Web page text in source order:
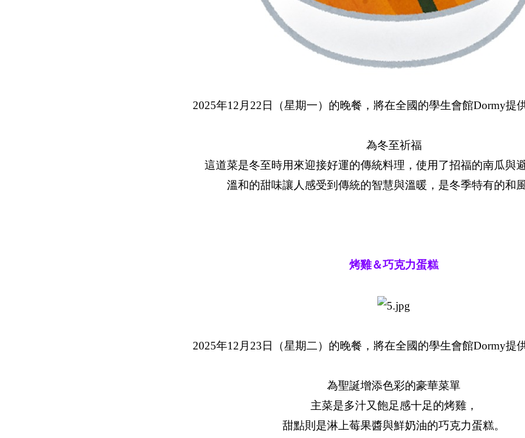
2025年12月22日（星期一）的晚餐，將在全國的學生會館Dormy提
為冬至祈福
這道菜是冬至時用來迎接好運的傳統料理，使用了招福的南瓜與
溫和的甜味讓人感受到傳統的智慧與溫暖，是冬季特有的和風
烤雞＆巧克力蛋糕
2025年12月23日（星期二）的晚餐，將在全國的學生會館Dormy提
為聖誕增添色彩的豪華菜單
主菜是多汁又飽足感十足的烤雞，
甜點則是淋上莓果醬與鮮奶油的巧克力蛋糕。